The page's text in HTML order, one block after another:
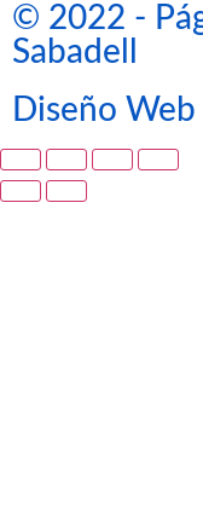
© 2022 -
Sabadell
Diseño Web